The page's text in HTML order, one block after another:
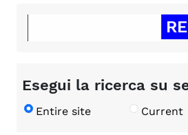
Esegui la ricerca su
Entire site Current